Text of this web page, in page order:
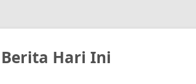
Skip
content
Berita Hari Ini